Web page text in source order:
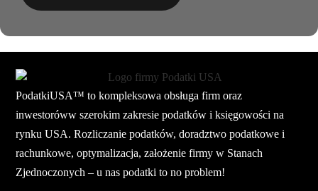
PodatkiUSA™ to kompleksowa obsługa firm oraz
inwestoróww szerokim zakresie podatków i księgowości na
rynku USA. Rozliczanie podatków, doradztwo podatkowe i
rachunkowe, optymalizacja, założenie firmy w Stanach
Zjednoczonych – u nas podatki to no problem!